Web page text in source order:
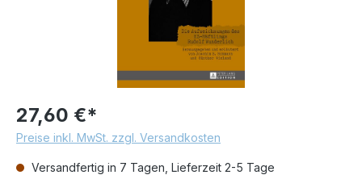
27,60 €*
Preise inkl. MwSt. zzgl. Versandkosten
Versandfertig in 7 Tagen, Lieferzeit 2-5 Tage